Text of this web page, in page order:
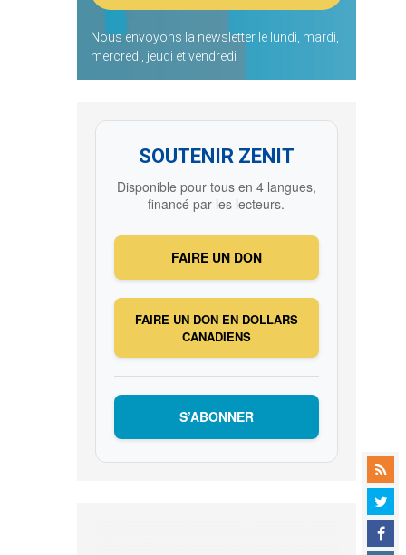
Nous envoyons la newsletter le lundi, mardi,
mercredi, jeudi et vendredi
SOUTENIR ZENIT
Disponible pour tous en 4 langues,
financé par les lecteurs.
FAIRE UN DON
FAIRE UN DON EN DOLLARS
CANADIENS
S’ABONNER